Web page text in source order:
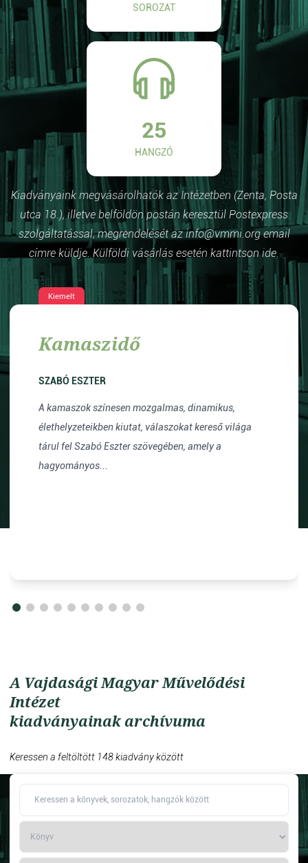
SOROZAT
25
HANGZÓ
Kiadványaink megvásárolhatók az Intézetben (Zenta, Posta
utca 18.), illetve belföldön postán keresztül Postexpress
szolgáltatással, megrendelését az info@vmmi.org email
címre küldje. Külföldi vásárlás esetén kattintson ide.
Kiemelt
Kamaszidő
SZABÓ ESZTER
A kamaszok színesen mozgalmas, dinamikus,
élethelyzeteikben kiutat, válaszokat kereső világa
tárul fel Szabó Eszter szövegében, amely a
hagyományos...
A Vajdasági Magyar Művelődési
Intézet
kiadványainak archívuma
Keressen a feltöltött 148 kiadvány között